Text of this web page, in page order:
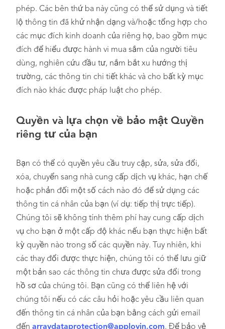
phép. Các bên thứ ba này cũng có thể sử dụng và tiết
lộ thông tin đã khử nhận dạng và/hoặc tổng hợp cho
các mục đích kinh doanh của riêng họ, bao gồm mục
đích để hiểu được hành vi mua sắm của người tiêu
dùng, nghiên cứu đầu tư, nắm bắt xu hướng thị
trường, các thông tin chi tiết khác và cho bất kỳ mục
đích nào khác được pháp luật cho phép.
Quyền và lựa chọn về bảo mật Quyền
riêng tư của bạn
Bạn có thể có quyền yêu cầu truy cập, sửa, sửa đổi,
xóa, chuyển sang nhà cung cấp dịch vụ khác, hạn chế
hoặc phản đối một số cách nào đó để sử dụng các
thông tin cá nhân của bạn (ví dụ: tiếp thị trực tiếp).
Chúng tôi sẽ không tính thêm phí hay cung cấp dịch
vụ cho bạn ở một cấp độ khác nếu bạn thực hiện bất
kỳ quyền nào trong số các quyền này. Tuy nhiên, khi
các thay đổi được thực hiện, chúng tôi có thể lưu giữ
một bản sao các thông tin chưa được sửa đổi trong
hồ sơ của chúng tôi. Bạn cũng có thể liên hệ với
chúng tôi nếu có các câu hỏi hoặc yêu cầu liên quan
đến thông tin cá nhân của bạn bằng cách gửi email
đến arraydataprotection@applovin.com. Để bảo vệ